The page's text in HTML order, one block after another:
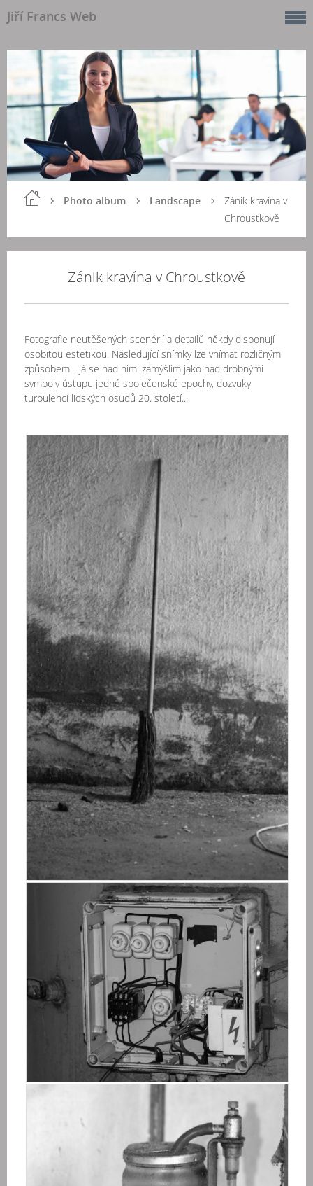
Jiří Francs Web
Photo album Landscape
Zánik kravína v
Chroustkově
Zánik kravína v Chroustkově
Fotografie neutěšených scenérií a detailů někdy disponují
osobitou estetikou. Následující snímky lze vnímat rozličným
způsobem - já se nad nimi zamýšlím jako nad drobnými
symboly ústupu jedné společenské epochy, dozvuky
turbulencí lidských osudů 20. století...